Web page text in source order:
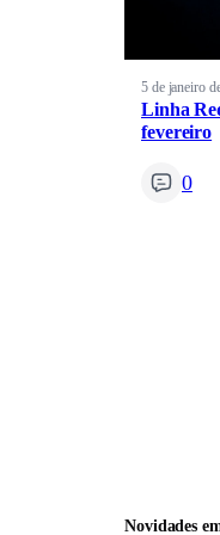
5 de janeiro
Linha
fevereiro
0
Novidades